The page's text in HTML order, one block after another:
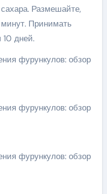
Размешайте,
Принимать
10 дней.